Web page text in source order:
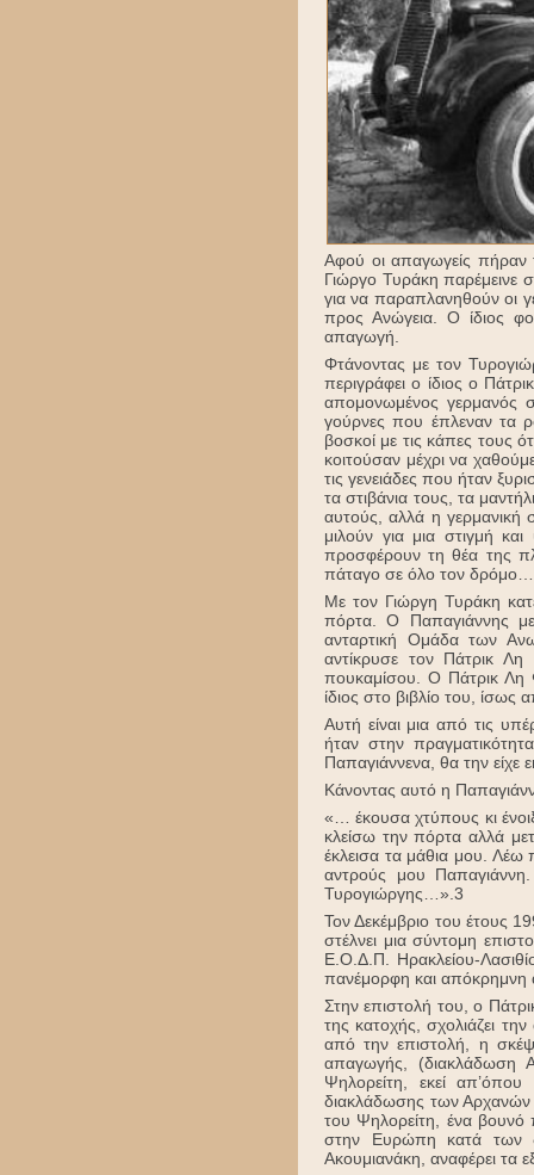
Αφού οι απαγωγείς πήραν
Γιώργο Τυράκη παρέμεινε
για να παραπλανηθούν οι
προς Ανώγεια. Ο ίδιος
απαγωγή.
Φτάνοντας με τον
περιγράφει ο ίδιος ο
απομονωμένος γερμανός
γούρνες που έπλεναν τα
βοσκοί με τις κάπες τους
κοιτούσαν μέχρι να
τις γενειάδες που ήταν
τα στιβάνια τους, τα
αυτούς, αλλά η γερμανική
μιλούν για μια στιγμή
προσφέρουν τη θέα της
πάταγο σε όλο τον
Με τον Γιώργη Τυράκη
πόρτα. Ο Παπαγιάννης
ανταρτική Ομάδα των
αντίκρυσε τον Πάτρικ
πουκαμίσου. Ο Πάτρικ Λη
ίδιος στο βιβλίο του, ίσως
Αυτή είναι μια από τις
ήταν στην
Παπαγιάννενα, θα την είχε
Κάνοντας αυτό η
«… έκουσα χτύπους κι
κλείσω την πόρτα αλλά
έκλεισα τα μάθια μου. Λέω
αντρούς μου
Τυρογιώργης…».3
Τον Δεκέμβριο του έτους
στέλνει μια σύντομη
Ε.Ο.Δ.Π. Ηρακλείου-
πανέμορφη και απόκρημνη
Στην επιστολή του, ο
της κατοχής, σχολιάζει
από την επιστολή, η
απαγωγής, (διακλάδωση
Ψηλορείτη, εκεί
διακλάδωσης των Αρχανών
του Ψηλορείτη, ένα βουνό
στην Ευρώπη κατά των
Ακουμιανάκη, αναφέρει τα